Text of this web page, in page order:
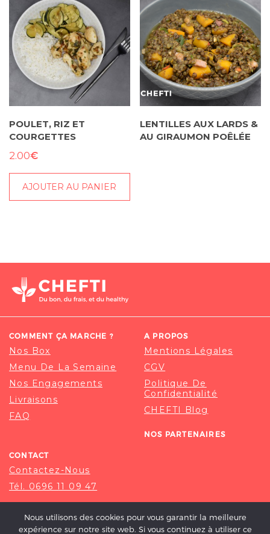
POULET, RIZ ET
COURGETTES
2.00€
AJOUTER AU PANIER
LENTILLES AUX LARDS &
AU GIRAUMON POÊLÉE
COMMENT ÇA MARCHE ?
Nos Box
Menu De La Semaine
Nos Engagements
Livraisons
FAQ
A PROPOS
Mentions Légales
CGV
Politique De
Confidentialité
CHEFTI Blog
NOS PARTENAIRES
CONTACT
Contactez-Nous
Tél. 0696 11 09 47
Nous utilisons des cookies pour vous garantir la meilleure
expérience sur notre site web. Si vous continuez à utiliser ce